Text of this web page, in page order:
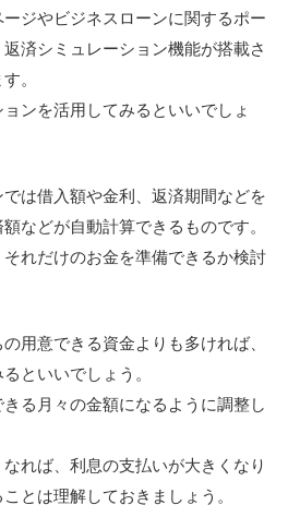
ジやビジネスローンに関するポー
済シミュレーション機能が搭載さ
。
ンを活用してみるといいでしょ
は借入額や金利、返済期間などを
などが自動計算できるものです。
れだけのお金を準備できるか検討
用意できる資金よりも多ければ、
といいでしょう。
る月々の金額になるように調整し
れば、利息の支払いが大きくなり
とは理解しておきましょう。